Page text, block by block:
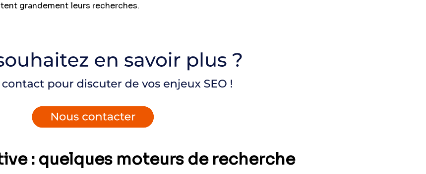
grandement leurs recherches.
: quelques moteurs de recherche